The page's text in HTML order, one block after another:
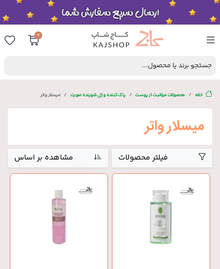
0
جستجو برند یا محصول...
خانه محصولات مراقبت از پوست پاک کننده و ژل شوینده صورت میسلار واتر
میسلار واتر
فیلتر محصولات مشاهده بر اساس